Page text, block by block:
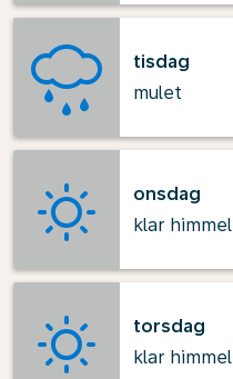
tisdag
mulet
onsdag
klar himmel
torsdag
klar himmel